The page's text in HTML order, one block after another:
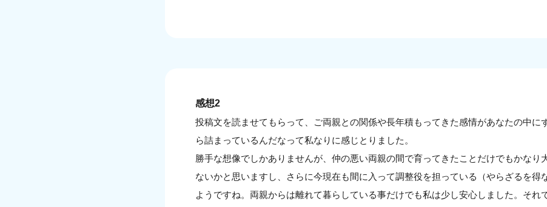
感想2
投稿文を読ませてもらって、ご両親との関係や長年積もってきた感情があなたの中に
ら詰まっているんだなって私なりに感じとりました。
勝手な想像でしかありませんが、仲の悪い両親の間で育ってきたことだけでもかなり
ないかと思いますし、さらに今現在も間に入って調整役を担っている（やらざるを得
ようですね。両親からは離れて暮らしている事だけでも私は少し安心しました。それ